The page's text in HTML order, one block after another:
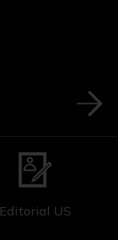
Editorial US